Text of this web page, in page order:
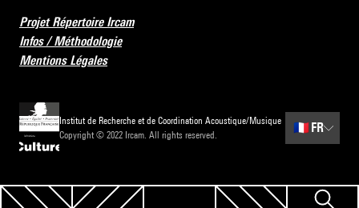
Projet Répertoire Ircam
Infos / Méthodologie
Mentions Légales
Institut de Recherche et de Coordination Acoustique/Musique
Copyright © 2022 Ircam. All rights reserved.
🇫🇷 FR